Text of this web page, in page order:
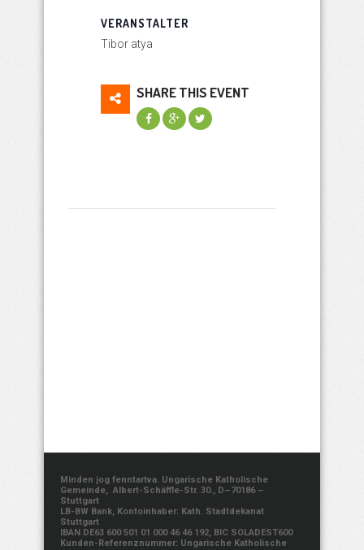
VERANSTALTER
Tibor atya
SHARE THIS EVENT
Minden jog fenntartva. Ungarische Katholische
Gemeinde, Albert-Schäffle-Str. 30., D–70186 –
Stuttgart
LB-BW Bank, Kontoinhaber: Kath. Stadtdekanat
Stuttgart
IBAN DE63 600 501 01 000 46 46 192, BIC SOLADEST600
Kunden-Referenznummer: Ungarische Katholische